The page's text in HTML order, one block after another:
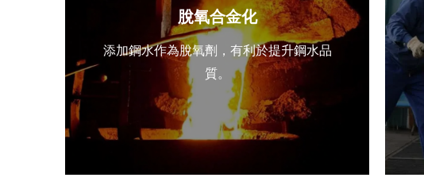
脫氧合金化
添加鋼水作為脫氧劑，有利於提升鋼水品
質。